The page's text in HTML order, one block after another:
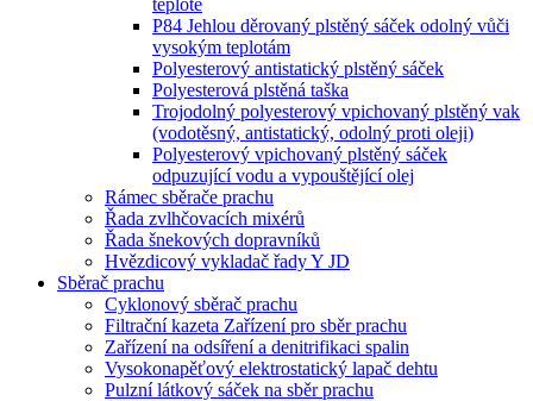
P84 Jehlou děrovaný plstěný sáček odolný vůči
vysokým teplotám
Polyesterový antistatický plstěný sáček
Polyesterová plstěná taška
Trojodolný polyesterový vpichovaný plstěný vak
(vodotěsný, antistatický, odolný proti oleji)
Polyesterový vpichovaný plstěný sáček
odpuzující vodu a vypouštějící olej
Rámec sběrače prachu
Řada zvlhčovacích mixérů
Řada šnekových dopravníků
Hvězdicový vykladač řady Y JD
Sběrač prachu
Cyklonový sběrač prachu
Filtrační kazeta Zařízení pro sběr prachu
Zařízení na odsíření a denitrifikaci spalin
Vysokonapěťový elektrostatický lapač dehtu
Pulzní látkový sáček na sběr prachu